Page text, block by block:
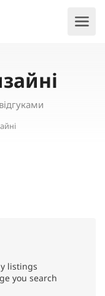
listings
you search